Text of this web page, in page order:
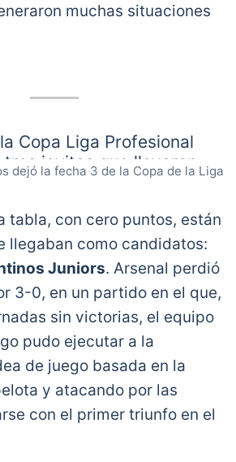
muchas situaciones
Copa Liga Profesional
tres joyitas que llevaron
Alanís (Sarmiento),
Cruz) y Milton
Córdoba de Santiago
tres merece el premio al
⚽️?.
1Y0N0FK5cn
March 2,
dejó la fecha 3 de la Copa de la Liga
tabla, con cero puntos, están
llegaban como candidatos:
Juniors. Arsenal perdió
3-0, en un partido en el que,
sin victorias, el equipo
pudo ejecutar a la
de juego basada en la
y atacando por las
con el primer triunfo en el